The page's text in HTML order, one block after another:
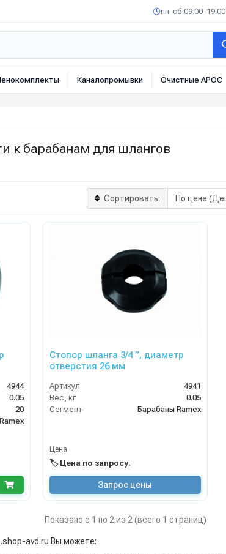
пн–сб 09:00–19:00
Каналопромывки Очистные АРОС
к барабанам для шлангов
Сортировать:
4944
0.05
20
Стопор шланга 3/4 ”, диаметр
отверстия 26 мм
Артикул
4941
Вес, кг
0.05
Сегмент
Барабаны Ramex
Цена
🏷️ Цена по запросу.
Запрос цены
Показано с 1 по 2 из 2 (всего 1 страниц)
avd.ru Вы можете: